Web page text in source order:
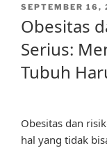
POSTED
SEPTEMBER 16,
Obesitas
Serius:
Tubuh
Obesitas dan
hal yang tidak